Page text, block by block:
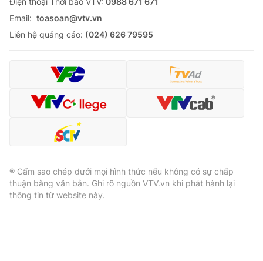
Email: toasoan@vtv.vn
Liên hệ quảng cáo: (024) 626 79595
® Cấm sao chép dưới mọi hình thức nếu không có sự chấp
thuận bằng văn bản. Ghi rõ nguồn VTV.vn khi phát hành lại
thông tin từ website này.